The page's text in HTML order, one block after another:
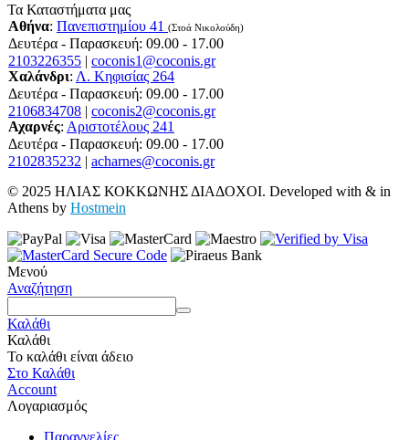
Τα Καταστήματα μας
Αθήνα: Πανεπιστημίου 41 (Στοά Νικολούδη)
Δευτέρα - Παρασκευή: 09.00 - 17.00
2103226355 | coconis1@coconis.gr
Χαλάνδρι: Λ. Κηφισίας 264
Δευτέρα - Παρασκευή: 09.00 - 17.00
2106834708 | coconis2@coconis.gr
Αχαρνές: Αριστοτέλους 241
Δευτέρα - Παρασκευή: 09.00 - 17.00
2102835232 | acharnes@coconis.gr
© 2025 ΗΛΙΑΣ ΚΟΚΚΩΝΗΣ ΔΙΑΔΟΧΟΙ. Developed with & in
Athens by Hostmein
Μενού
Αναζήτηση
Καλάθι
Καλάθι
Το καλάθι είναι άδειο
Στο Καλάθι
Account
Λογαριασμός
Παραγγελίες